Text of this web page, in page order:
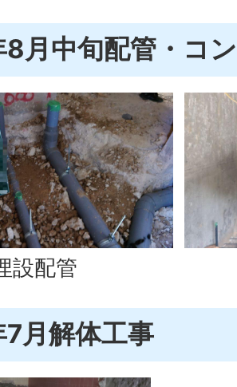
月中旬配管・コ
設配管
月解体工事